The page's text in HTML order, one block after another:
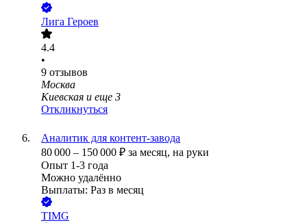
Лига Героев
4.4
•
9 отзывов
Москва
Киевская и еще 3
Откликнуться
Аналитик для контент-завода
80 000 – 150 000 ₽ за месяц, на руки
Опыт 1-3 года
Можно удалённо
Выплаты: Раз в месяц
TIMG